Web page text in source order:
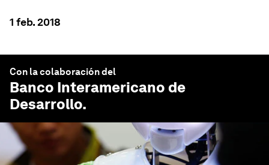
1 feb. 2018
Con la colaboración del
Banco Interamericano de
Desarrollo.